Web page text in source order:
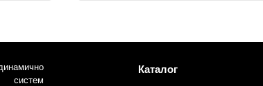
Каталог